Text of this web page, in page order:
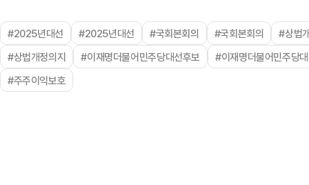
#2025년대선 #2025년대선 #국회본회의 #국회본회의
#상법
#상법개정의지
#이재명더불어민주당대선후보
#이재명더불어민주당
#주주이익보호